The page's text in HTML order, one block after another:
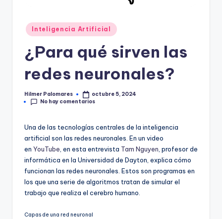
Publicado
en
Inteligencia Artificial
¿Para qué sirven las
redes neuronales?
Publicado
por
Hilmer Palomares
octubre 5, 2024
No hay comentarios
Una de las tecnologías centrales de la inteligencia
artificial son las redes neuronales. En un video
en YouTube , en esta entrevista Tam Nguyen , profesor de
informática en la Universidad de Dayton, explica cómo
funcionan las redes neuronales. Estos son programas en
los que una serie de algoritmos tratan de simular el
trabajo que realiza el cerebro humano.
Capas de una red neuronal